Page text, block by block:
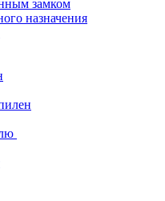
замком
назначения